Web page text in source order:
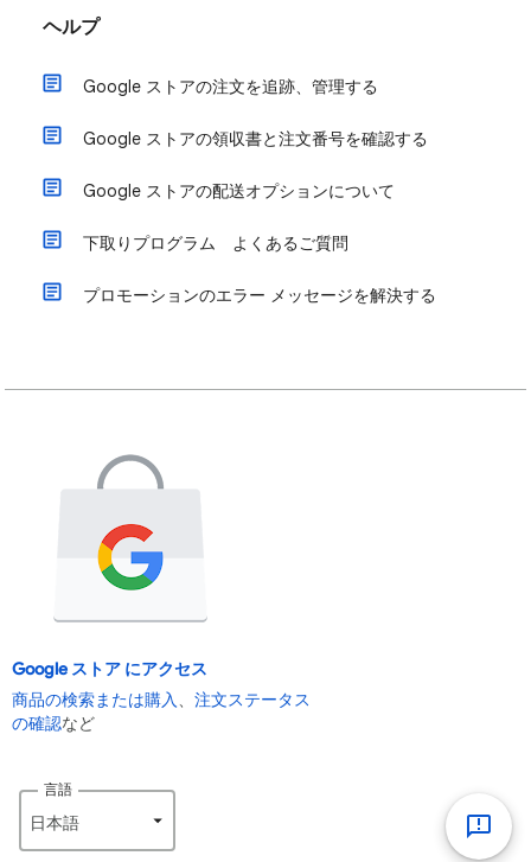
ヘルプ
Google ストアの注文を追跡、管理する
Google ストアの領収書と注文番号を確認する
Google ストアの配送オプションについて
下取りプログラム よくあるご質問
プロモーションのエラー メッセージを解決する
Google ストア にアクセス
商品の検索または購入、 注文ステータス
の確認など
言語
日本語‎